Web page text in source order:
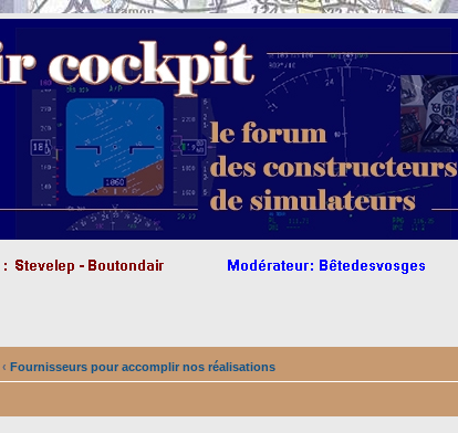
‹ Fournisseurs pour accomplir nos réalisations